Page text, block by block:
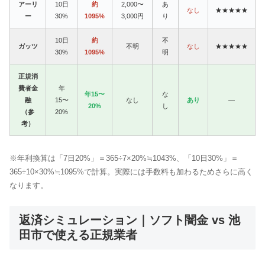
アーリ
ー
10日
30%
約
1095%
2,000〜
3,000円
あ
り
なし ★★★★★
ガッツ
10日
30%
約
1095%
不明
不
明
なし ★★★★★
正規消
費者金
融
（参
考）
年
15〜
20%
年15〜
20%
なし
な
し
あり —
※年利換算は「7日20%」＝365÷7×20%≒1043%、「10日30%」＝
365÷10×30%≒1095%で計算。実際には手数料も加わるためさらに高く
なります。
返済シミュレーション｜ソフト闇金 vs 池
田市で使える正規業者